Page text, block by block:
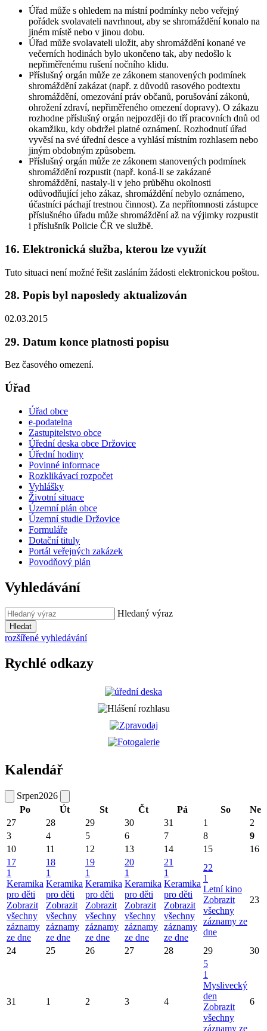
Úřad může s ohledem na místní podmínky nebo veřejný
pořádek svolavateli navrhnout, aby se shromáždění konalo na
jiném místě nebo v jinou dobu.
Úřad může svolavateli uložit, aby shromáždění konané ve
večerních hodinách bylo ukončeno tak, aby nedošlo k
nepřiměřenému rušení nočního klidu.
Příslušný orgán může ze zákonem stanovených podmínek
shromáždění zakázat (např. z důvodů rasového podtextu
shromáždění, omezování práv občanů, porušování zákonů,
ohrožení zdraví, nepřiměřeného omezení dopravy). O zákazu
rozhodne příslušný orgán nejpozději do tří pracovních dnů od
okamžiku, kdy obdržel platné oznámení. Rozhodnutí úřad
vyvěsí na své úřední desce a vyhlásí místním rozhlasem nebo
jiným obdobným způsobem.
Příslušný orgán může ze zákonem stanovených podmínek
shromáždění rozpustit (např. koná-li se zakázané
shromáždění, nastaly-li v jeho průběhu okolnosti
odůvodňující jeho zákaz, shromáždění nebylo oznámeno,
účastníci páchají trestnou činnost). Za nepřítomnosti zástupce
příslušného úřadu může shromáždění až na výjimky rozpustit
i příslušník Policie ČR ve službě.
16. Elektronická služba, kterou lze využít
Tuto situaci není možné řešit zasláním žádosti elektronickou poštou.
28. Popis byl naposledy aktualizován
02.03.2015
29. Datum konce platnosti popisu
Bez časového omezení.
Úřad
Úřad obce
e-podatelna
Zastupitelstvo obce
Úřední deska obce Držovice
Úřední hodiny
Povinné informace
Rozklikávací rozpočet
Vyhlášky
Životní situace
Územní plán obce
Územní studie Držovice
Formuláře
Dotační tituly
Portál veřejných zakázek
Povodňový plán
Vyhledávání
Hledaný výraz
Hledat
rozšířené vyhledávání
Rychlé odkazy
Kalendář
Srpen2026
Po
Út St Čt Pá So
Ne
27
28 29 30 31 1
2
3
4 5 6 7 8
9
10
11 12 13 14 15
16
17
1
Keramika
pro děti
Zobrazit
všechny
záznamy
ze dne
18
1
Keramika
pro děti
Zobrazit
všechny
záznamy
ze dne
19
1
Keramika
pro děti
Zobrazit
všechny
záznamy
ze dne
20
1
Keramika
pro děti
Zobrazit
všechny
záznamy
ze dne
21
1
Keramika
pro děti
Zobrazit
všechny
záznamy
ze dne
22
1
Letní kino
Zobrazit
všechny
záznamy ze
dne
23
24 25 26 27 28 29 30
31 1 2 3 4
5
1
Myslivecký
den
Zobrazit
všechny
záznamy ze
6